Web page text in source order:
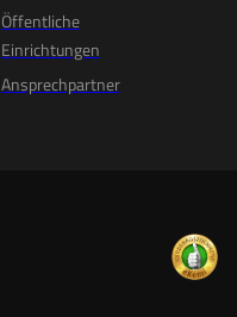
Öffentliche
Einrichtungen
Ansprechpartner